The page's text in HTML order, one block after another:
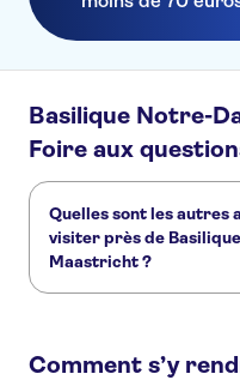
Basilique Notre-
Foire aux
Quelles sont les
visiter près de
Maastricht ?
Pont Saint-Servais
Comment s’y